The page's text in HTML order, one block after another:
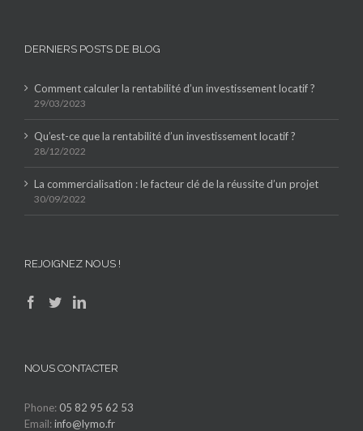
DERNIERS POSTS DE BLOG
Comment calculer la rentabilité d’un investissement locatif ?
29/03/2023
Qu’est-ce que la rentabilité d’un investissement locatif ?
28/12/2022
La commercialisation : le facteur clé de la réussite d’un projet
30/09/2022
REJOIGNEZ NOUS !
NOUS CONTACTER
Phone: 05 82 95 62 53
Email:info@lymo.fr